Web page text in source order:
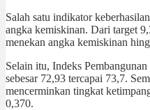
Salah satu indikator
angka kemiskinan. Dari target
menekan angka kemiskinan
Selain itu, Indeks
sebesar 72,93 tercapai 73,7.
mencerminkan tingkat
0,370.